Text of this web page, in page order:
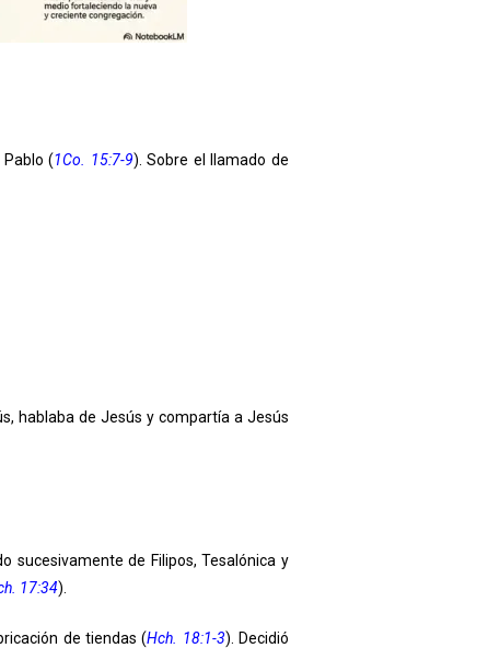
(1Co. 15:7-9). Sobre el llamado de
hablaba de Jesús y compartía a Jesús
sucesivamente de Filipos, Tesalónica y
17:34).
de tiendas (Hch. 18:1-3). Decidió